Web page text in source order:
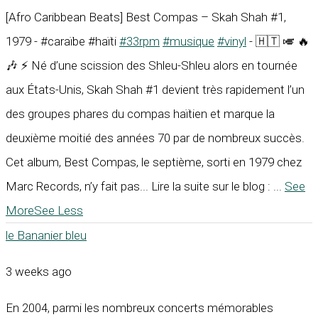
[Afro Caribbean Beats] Best Compas – Skah Shah #1,
1979 - #caraïbe #haïti #33rpm #musique #vinyl - 🇭🇹 🎺 🔥
🎶 ⚡ Né d’une scission des Shleu-Shleu alors en tournée
aux États-Unis, Skah Shah #1 devient très rapidement l’un
des groupes phares du compas haïtien et marque la
deuxième moitié des années 70 par de nombreux succès.
Cet album, Best Compas, le septième, sorti en 1979 chez
Marc Records, n’y fait pas... Lire la suite sur le blog :
See
MoreSee Less
le Bananier bleu
3 weeks ago
En 2004, parmi les nombreux concerts mémorables